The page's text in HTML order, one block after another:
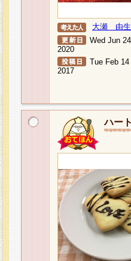
大瀬 由
Wed Jun
2020
Tue Feb
2017
ハー